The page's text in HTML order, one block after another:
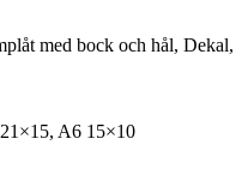
med bock och hål, Dekal,
A6 15×10